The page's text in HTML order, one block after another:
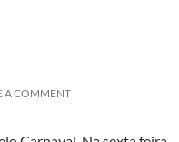
A COMMENT